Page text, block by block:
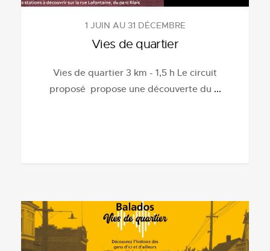
1 JUIN AU 31 DÉCEMBRE
Vies de quartier
Vies de quartier 3 km - 1,5 h Le circuit
proposé propose une découverte du ...